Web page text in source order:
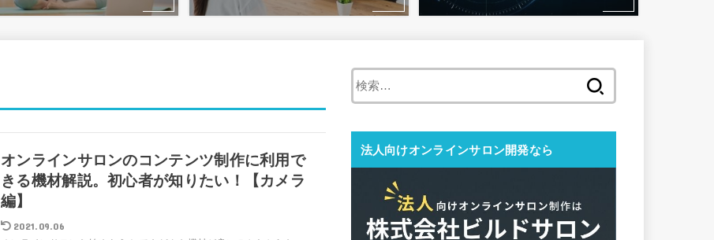
オンラインサロンのコンテンツ制作に利用で
きる機材解説。初心者が知りたい！【カメラ
編】
2021.09.06
法人向けオンラインサロン開発なら